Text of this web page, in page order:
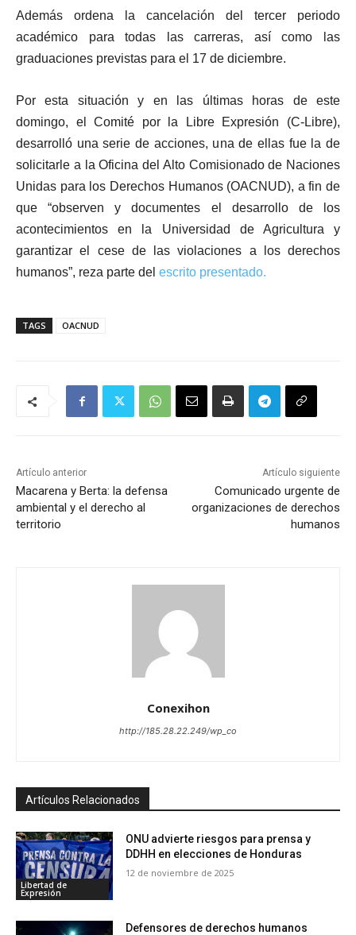
Además ordena la cancelación del tercer periodo
académico para todas las carreras, así como las
graduaciones previstas para el 17 de diciembre.
Por esta situación y en las últimas horas de este
domingo, el Comité por la Libre Expresión (C-Libre),
desarrolló una serie de acciones, una de ellas fue la de
solicitarle a la Oficina del Alto Comisionado de Naciones
Unidas para los Derechos Humanos (OACNUD), a fin de
que “observen y documentes el desarrollo de los
acontecimientos en la Universidad de Agricultura y
garantizar el cese de las violaciones a los derechos
humanos”, reza parte del escrito presentado.
TAGS OACNUD
Artículo anterior
Macarena y Berta: la defensa
ambiental y el derecho al
territorio
Artículo siguiente
Comunicado urgente de
organizaciones de derechos
humanos
Conexihon
http://185.28.22.249/wp_co
Artículos Relacionados
Libertad de
Expresión
ONU advierte riesgos para prensa y
DDHH en elecciones de Honduras
12 de noviembre de 2025
Defensores de derechos humanos